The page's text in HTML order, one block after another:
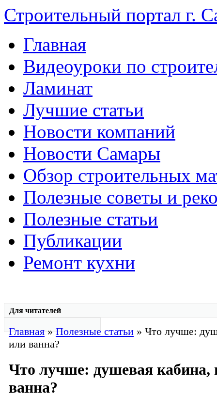
Строительный портал г.
Главная
Видеоуроки по
Ламинат
Лучшие статьи
Новости компаний
Новости Самары
Обзор строительных
Полезные советы и
Полезные статьи
Публикации
Ремонт кухни
Для читателей
Главная»Полезные статьи » Что лучше:
или ванна?
Что лучше: душевая кабина,
ванна?